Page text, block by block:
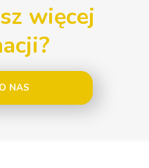
więcej
NAS